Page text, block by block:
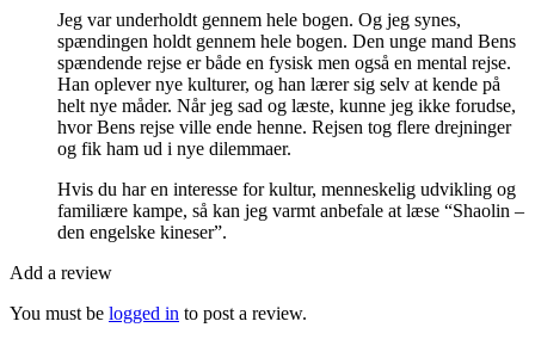
Jeg var underholdt gennem hele bogen. Og jeg synes,
spændingen holdt gennem hele bogen. Den unge mand Bens
spændende rejse er både en fysisk men også en mental rejse.
Han oplever nye kulturer, og han lærer sig selv at kende på
helt nye måder. Når jeg sad og læste, kunne jeg ikke forudse,
hvor Bens rejse ville ende henne. Rejsen tog flere drejninger
og fik ham ud i nye dilemmaer.
Hvis du har en interesse for kultur, menneskelig udvikling og
familiære kampe, så kan jeg varmt anbefale at læse “Shaolin –
den engelske kineser”.
Add a review
You must be logged in to post a review.